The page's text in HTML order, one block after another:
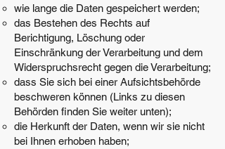
wie lange die Daten gespeichert werden;
das Bestehen des Rechts auf
Berichtigung, Löschung oder
Einschränkung der Verarbeitung und dem
Widerspruchsrecht gegen die Verarbeitung;
dass Sie sich bei einer Aufsichtsbehörde
beschweren können (Links zu diesen
Behörden finden Sie weiter unten);
die Herkunft der Daten, wenn wir sie nicht
bei Ihnen erhoben haben;